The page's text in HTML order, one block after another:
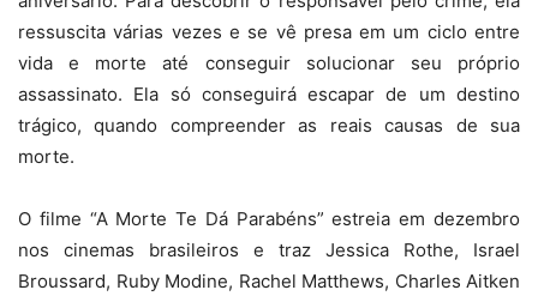
ressuscita várias vezes e se vê presa em um ciclo entre
vida e morte até conseguir solucionar seu próprio
assassinato. Ela só conseguirá escapar de um destino
trágico, quando compreender as reais causas de sua
morte.
O filme “A Morte Te Dá Parabéns” estreia em dezembro
nos cinemas brasileiros e traz Jessica Rothe, Israel
Broussard, Ruby Modine, Rachel Matthews, Charles Aitken